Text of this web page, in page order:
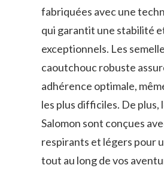
fabriquées avec une
qui garantit une stabilité​
exceptionnels. Les
caoutchouc robuste
adhérence optimale,
les plus difficiles. De plus,
Salomon sont conçues
respirants​ et légers ‌pour
tout au long de vos